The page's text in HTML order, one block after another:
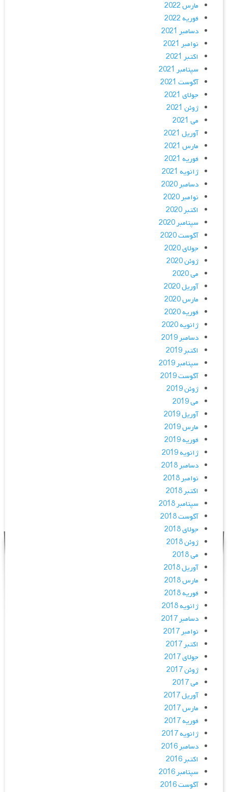
مارس 2022
فوریه 2022
دسامبر 2021
نوامبر 2021
اکتبر 2021
سپتامبر 2021
آگوست 2021
جولای 2021
ژوئن 2021
می 2021
آوریل 2021
مارس 2021
فوریه 2021
ژانویه 2021
دسامبر 2020
نوامبر 2020
اکتبر 2020
سپتامبر 2020
آگوست 2020
جولای 2020
ژوئن 2020
می 2020
آوریل 2020
مارس 2020
فوریه 2020
ژانویه 2020
دسامبر 2019
اکتبر 2019
سپتامبر 2019
آگوست 2019
ژوئن 2019
می 2019
آوریل 2019
مارس 2019
فوریه 2019
ژانویه 2019
دسامبر 2018
نوامبر 2018
اکتبر 2018
سپتامبر 2018
آگوست 2018
جولای 2018
ژوئن 2018
می 2018
آوریل 2018
مارس 2018
فوریه 2018
ژانویه 2018
دسامبر 2017
نوامبر 2017
اکتبر 2017
جولای 2017
ژوئن 2017
می 2017
آوریل 2017
مارس 2017
فوریه 2017
ژانویه 2017
دسامبر 2016
اکتبر 2016
سپتامبر 2016
آگوست 2016